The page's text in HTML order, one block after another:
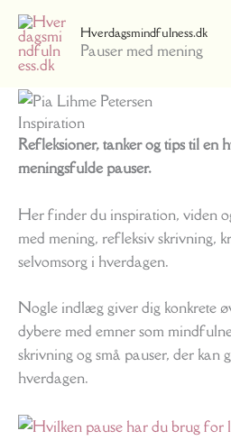
Gå
indholdet
Hverdagsmindfulness.dk
Pauser med mening
Inspiration
Refleksioner, tanker og tips til en
meningsfulde pauser.
Her finder du inspiration, viden
med mening, refleksiv skrivning,
selvomsorg i hverdagen.
Nogle indlæg giver dig konkrete
dybere med emner som
skrivning og små pauser, der kan
hverdagen.